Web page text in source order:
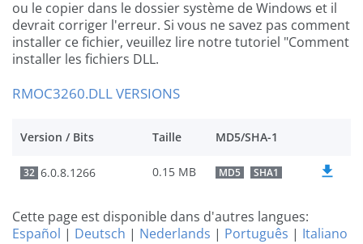
ou le copier dans le dossier système de Windows et il
devrait corriger l'erreur. Si vous ne savez pas comment
installer ce fichier, veuillez lire notre tutoriel "Comment
installer les fichiers DLL.
RMOC3260.DLL VERSIONS
Version / Bits Taille MD5/SHA-1
32 6.0.8.1266 0.15 MB MD5 SHA1
Cette page est disponible dans d'autres langues:
Español | Deutsch | Nederlands | Português | Italiano